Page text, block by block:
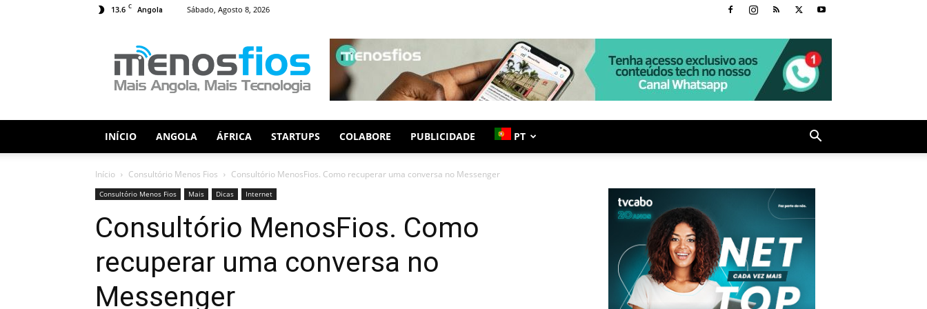
13.6 C Angola Sábado, Agosto 8, 2026
Fios
INÍCIO ANGOLA ÁFRICA STARTUPS COLABORE PUBLICIDADE PT
Início Consultório Menos Fios Consultório MenosFios. Como recuperar uma conversa no Messenger
Consultório Menos Fios Mais Dicas Internet
Consultório MenosFios. Como
recuperar uma conversa no
Messenger